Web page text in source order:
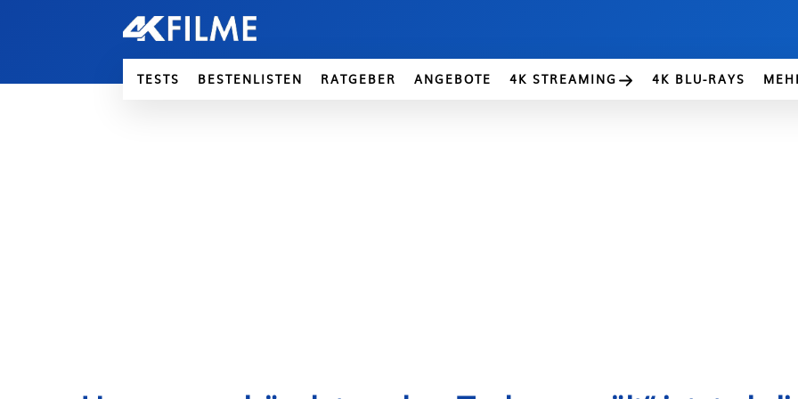
TESTS BESTENLISTEN RATGEBER ANGEBOTE 4K STREAMING 4K BLU-RAYS